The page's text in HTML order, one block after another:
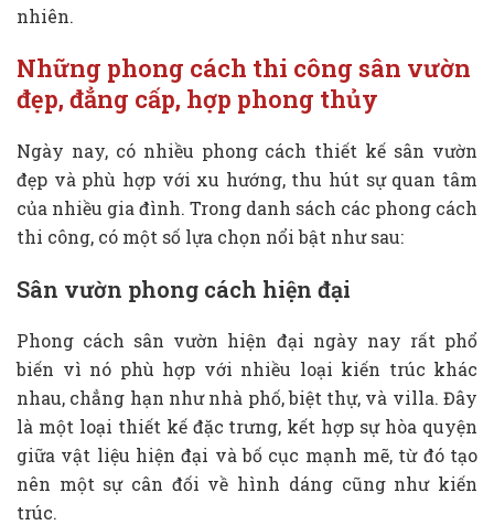
nhiên.
Những phong cách thi công sân vườn
đẹp, đẳng cấp, hợp phong thủy
Ngày nay, có nhiều phong cách thiết kế sân vườn
đẹp và phù hợp với xu hướng, thu hút sự quan tâm
của nhiều gia đình. Trong danh sách các phong cách
thi công, có một số lựa chọn nổi bật như sau:
Sân vườn phong cách hiện đại
Phong cách sân vườn hiện đại ngày nay rất phổ
biến vì nó phù hợp với nhiều loại kiến trúc khác
nhau, chẳng hạn như nhà phố, biệt thự, và villa. Đây
là một loại thiết kế đặc trưng, kết hợp sự hòa quyện
giữa vật liệu hiện đại và bố cục mạnh mẽ, từ đó tạo
nên một sự cân đối về hình dáng cũng như kiến
trúc.